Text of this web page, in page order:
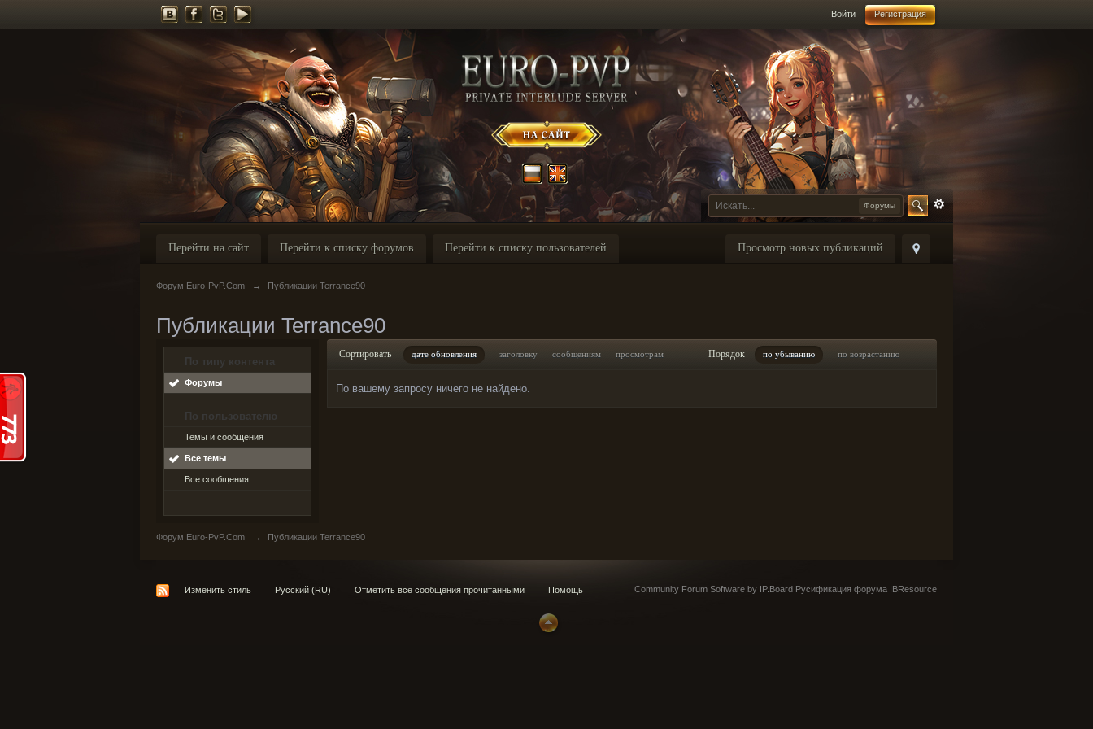
Войти Регистрация
Форумы
Просмотр новых публикаций
Перейти на сайт Перейти к списку форумов Перейти к списку пользователей
Форум Euro-PvP.Com → Публикации Terrance90
Публикации Terrance90
По типу контента
Форумы
По пользователю
Темы и сообщения
Все темы
Все сообщения
Сортировать дате обновления заголовку сообщениям просмотрам Порядок по убыванию по возрастанию
По вашему запросу ничего не найдено.
Форум Euro-PvP.Com → Публикации Terrance90
Изменить стиль Русский (RU) Отметить все сообщения прочитанными Помощь Community Forum Software by IP.Board Русификация форума IBResource